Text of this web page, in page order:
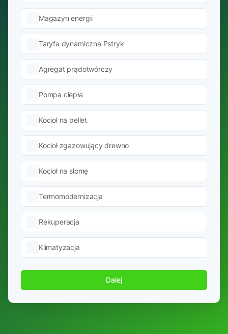
Magazyn energii
Taryfa dynamiczna Pstryk
Agregat prądotwórczy
Pompa ciepła
Kocioł na pellet
Kocioł zgazowujący drewno
Kocioł na słomę
Termomodernizacja
Rekuperacja
Klimatyzacja
Dalej